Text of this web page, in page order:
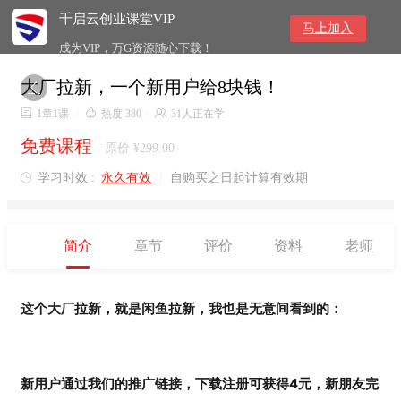
千启云创业课堂VIP
成为VIP，万G资源随心下载！
马上加入

大厂拉新，一个新用户给8块钱！
 1章1课  热度 380  31人正在学
免费课程 原价 ¥299.00
 学习时效 : 永久有效 自购买之日起计算有效期
简介 章节 评价 资料 老师
这个大厂拉新，就是闲鱼拉新，我也是无意间看到的：
新用户通过我们的推广链接，下载注册可获得4元，新朋友完